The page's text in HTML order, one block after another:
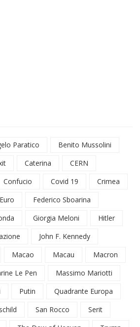
Paratico
Benito Mussolini
Caterina
CERN
Confucio Covid 19
Crimea
Euro
Federico Sboarina
Giorgia Meloni
Hitler
John F. Kennedy
Macao Macau
Macron
Le Pen
Massimo Mariotti
Putin
Quadrante Europa
San Rocco
Serit